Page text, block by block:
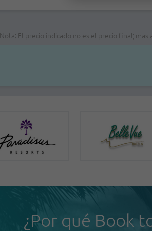
Nota: El precio indicado no es el precio final;
¿Por qué Book